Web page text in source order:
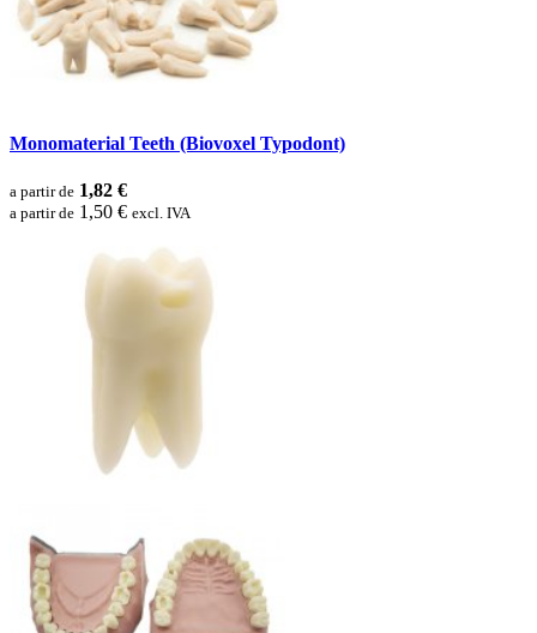
Monomaterial Teeth (Biovoxel Typodont)
a partir de 1,82 €
a partir de 1,50 € excl. IVA